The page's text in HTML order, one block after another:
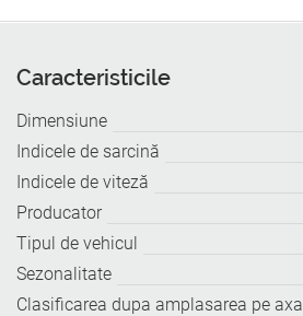
Caracteristicile
Dimensiune
Indicele de sarcină
Indicele de viteză
Producator
Tipul de vehicul
Sezonalitate
Clasificarea dupa amplasarea pe axa